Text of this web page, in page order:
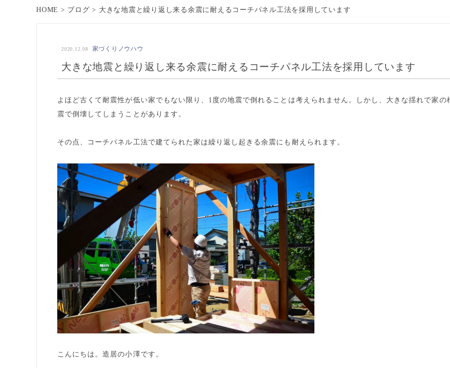
HOME > ブログ > 大きな地震と繰り返し来る余震に耐えるコーチパネル工法を採用しています
大きな地震と繰り返し来る余震に耐えるコーチパネル工法を採用しています
2020.12.08 家づくりノウハウ
よほど古くて耐震性が低い家でもない限り、1度の地震で倒れることは考えられません。しかし、大きな揺れで家
震で倒壊してしまうことがあります。
その点、コーチパネル工法で建てられた家は繰り返し起きる余震にも耐えられます。
こんにちは。造居の小澤です。